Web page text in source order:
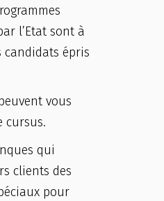
l’Etat sont à
candidats épris
vous
cursus.
qui
clients des
pour